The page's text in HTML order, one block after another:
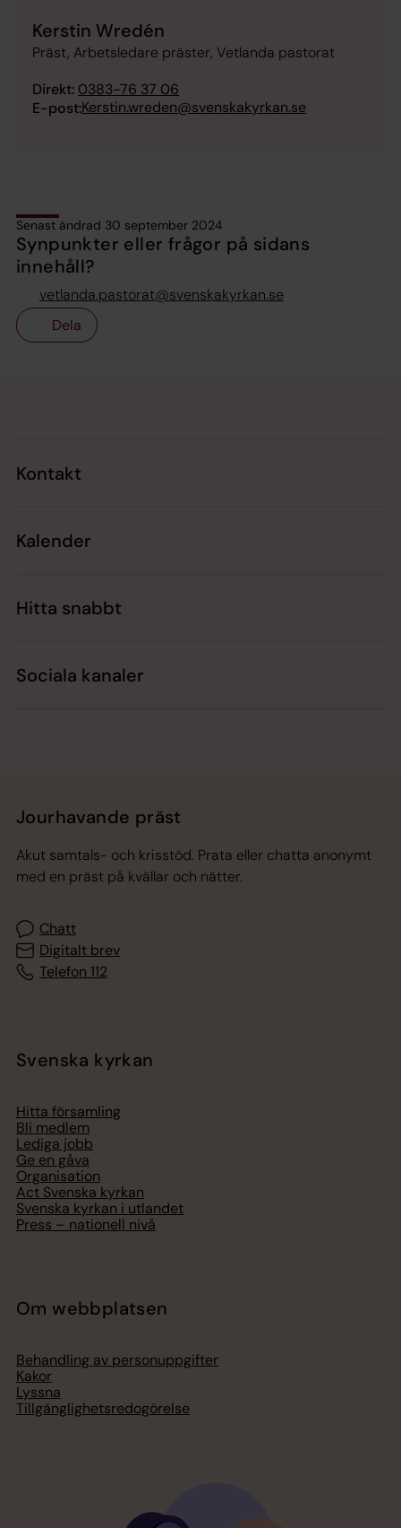
Kerstin Wredén
Präst, Arbetsledare präster, Vetlanda pastorat
Direkt: 0383-76 37 06
E-post:Kerstin.wreden@svenskakyrkan.se
Senast ändrad 30 september 2024
Synpunkter eller frågor på sidans
innehåll?
vetlanda.pastorat@svenskakyrkan.se
Dela
Kontakt
Kalender
Hitta snabbt
Sociala kanaler
Jourhavande präst
Akut samtals- och krisstöd. Prata eller chatta anonymt
med en präst på kvällar och nätter.
Chatt
Digitalt brev
Telefon 112
Svenska kyrkan
Hitta församling
Bli medlem
Lediga jobb
Ge en gåva
Organisation
Act Svenska kyrkan
Svenska kyrkan i utlandet
Press – nationell nivå
Om webbplatsen
Behandling av personuppgifter
Kakor
Lyssna
Tillgänglighetsredogörelse